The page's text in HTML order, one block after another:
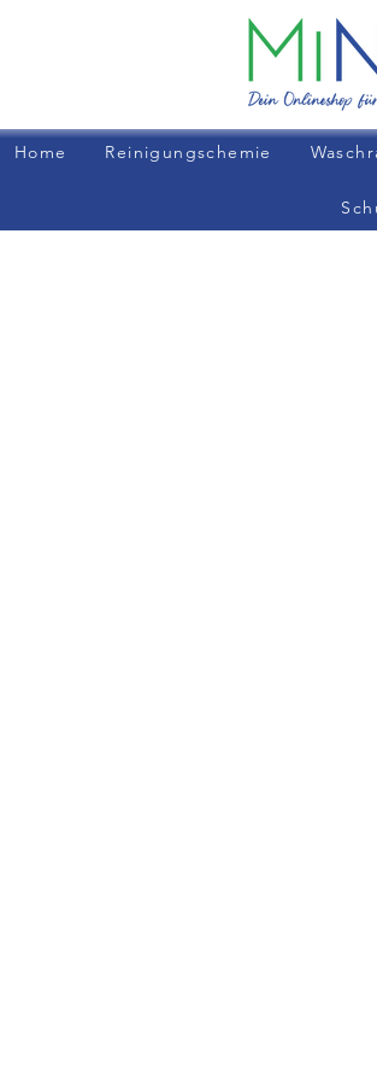
Home Reinigungschemie